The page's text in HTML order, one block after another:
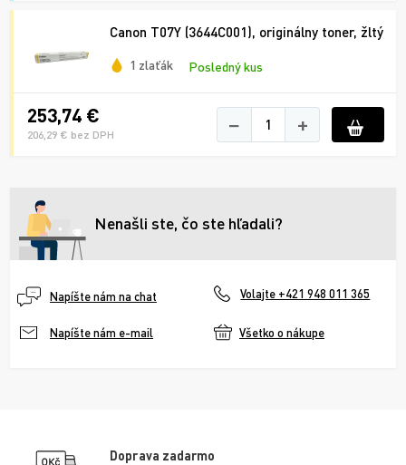
Canon T07Y (3644C001), originálny toner, žltý
1 zlaťák Posledný kus
253,74 €
206,29 € bez DPH − +
Nenašli ste, čo ste hľadali?
Napíšte nám na chat Volajte +421 948 011 365
Napíšte nám e-mail Všetko o nákupe
Doprava zadarmo